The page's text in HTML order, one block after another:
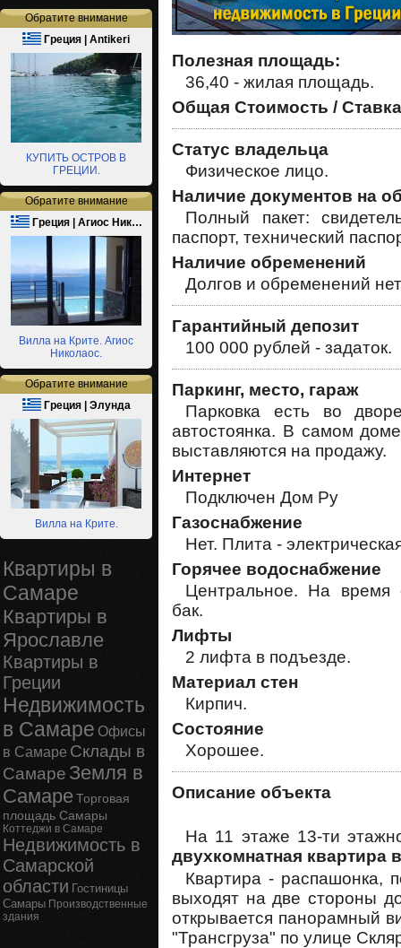
Обратите внимание
Греция | Antikeri
КУПИТЬ ОСТРОВ В
ГРЕЦИИ.
Обратите внимание
Греция | Агиос Ник…
Вилла на Крите. Агиос
Николаос.
Обратите внимание
Греция | Элунда
Вилла на Крите.
Квартиры в
Самаре
Квартиры в
Ярославле
Квартиры в
Греции
Недвижимость
в Самаре Офисы
в Самаре Склады в
Самаре Земля в
СамареТорговая
площадь Самары
Коттеджи в Самаре
Недвижимость в
Самарской
области Гостиницы
Самары Производственные
здания
Полезная площадь:
36,40 - жилая площадь.
Общая Стоимость /
Статус владельца
Физическое лицо.
Наличие документов на
Полный пакет:
паспорт, технический
Наличие обременений
Долгов и обременений
Гарантийный депозит
100 000 рублей - задаток.
Паркинг, место, гараж
Парковка есть во
автостоянка. В самом
выставляются на продажу.
Интернет
Подключен Дом Ру
Газоснабжение
Нет. Плита -
Горячее водоснабжение
Центральное. На время
бак.
Лифты
2 лифта в подъезде.
Материал стен
Кирпич.
Состояние
Хорошее.
Описание объекта
На 11 этаже 13-ти
двухкомнатная квартира
Квартира - распашонка,
выходят на две стороны
открывается панорамный
"Трансгруза" по улице